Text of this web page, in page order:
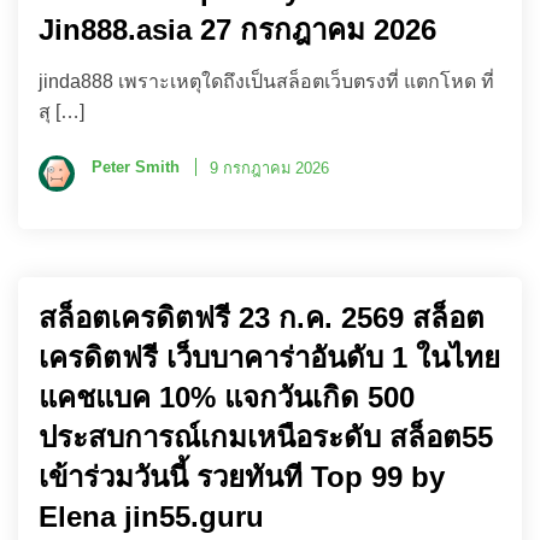
Jin888.asia 27 กรกฎาคม 2026
jinda888 เพราะเหตุใดถึงเป็นสล็อตเว็บตรงที่ แตกโหด ที่
สุ […]
Peter Smith 9 กรกฎาคม 2026
สล็อตเครดิตฟรี 23 ก.ค. 2569 สล็อต
เครดิตฟรี เว็บบาคาร่าอันดับ 1 ในไทย
แคชแบค 10% แจกวันเกิด 500
ประสบการณ์เกมเหนือระดับ สล็อต55
เข้าร่วมวันนี้ รวยทันที Top 99 by
Elena jin55.guru